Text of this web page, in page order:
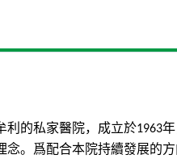
利的私家醫院，成立於1963
念。爲配合本院持續發展的